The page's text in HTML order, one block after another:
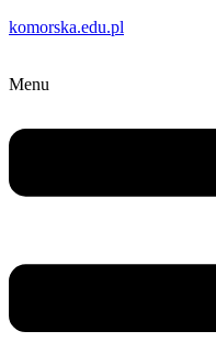
komorska.edu.pl
Menu